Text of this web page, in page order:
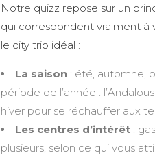
Notre quizz repose sur un
qui correspondent vraiment à
le city trip idéal :
La saison : été, automne,
période de l’année :
hiver pour se réchauffer aux
Les centres d’intérêt :
plusieurs, selon ce qui vous